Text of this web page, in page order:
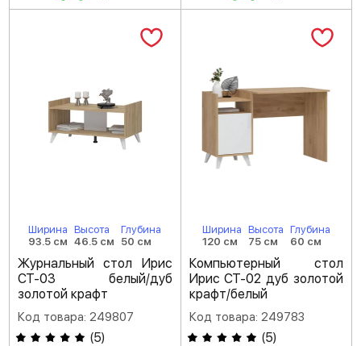
Ширина
93.5 см
Высота
46.5 см
Глубина
50 см
Журнальный стол Ирис
СТ-03 белый/дуб
золотой крафт
Код товара: 249807
(5)
Ширина
120 см
Высота
75 см
Глубина
60 см
Компьютерный стол
Ирис СТ-02 дуб золотой
крафт/белый
Код товара: 249783
(5)